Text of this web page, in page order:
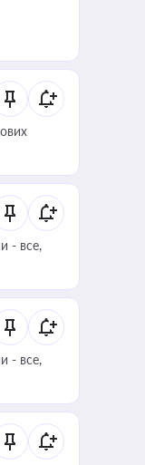
- все,
- все,